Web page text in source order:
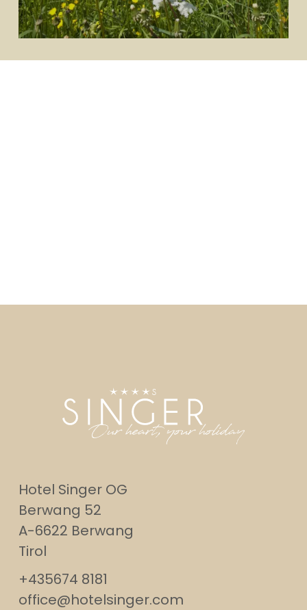
Hotel Singer OG
Berwang 52
A-6622 Berwang
Tirol
+435674 8181
office@hotelsinger.com